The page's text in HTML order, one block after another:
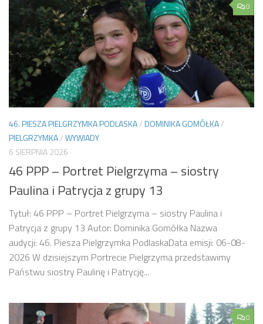
0
46. PIESZA PIELGRZYMKA PODLASKA/DOMINIKA GOMÓŁKA/
PIELGRZYMKA/WYWIADY
6 SIERPNIA 2026
46 PPP – Portret Pielgrzyma – siostry
Paulina i Patrycja z grupy 13
Tytuł: 46 PPP – Portret Pielgrzyma – siostry Paulina i
Patrycja z grupy 13 Autor: Dominika Gomółka Nazwa
audycji: 46. Piesza Pielgrzymka PodlaskaData emisji: 06-08-
2026 W dzisiejszym Portrecie Pielgrzyma przedstawimy
Państwu siostry Paulinę i Patrycję...
0